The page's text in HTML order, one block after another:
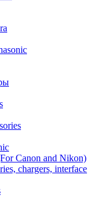
Canon and Nikon)
chargers, interface